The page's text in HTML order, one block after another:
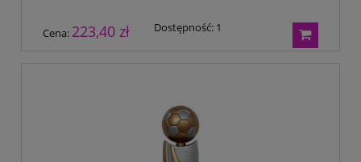
Cena: 223,40 zł Dostępność: 1